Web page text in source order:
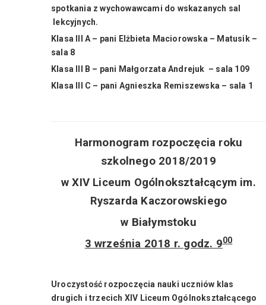
spotkania z wychowawcami do wskazanych sal
lekcyjnych.
Klasa III A – pani Elżbieta Maciorowska – Matusik –
sala 8
Klasa III B – pani Małgorzata Andrejuk – sala 109
Klasa III C – pani Agnieszka Remiszewska – sala 1
Harmonogram rozpoczęcia roku
szkolnego 2018/2019
w XIV Liceum Ogólnokształcącym im.
Ryszarda Kaczorowskiego
w Białymstoku
3 września 2018 r. godz. 900
Uroczystość rozpoczęcia nauki uczniów klas
drugich i trzecich XIV Liceum Ogólnokształcącego